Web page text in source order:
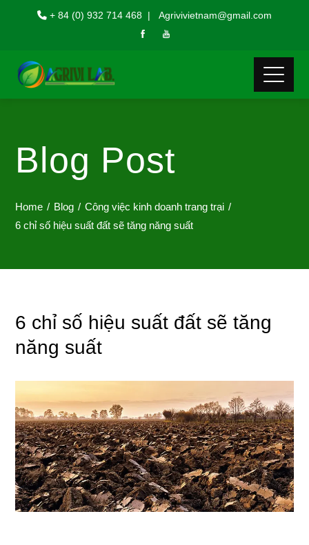
+ 84 (0) 932 714 468 | Agrivivietnam@gmail.com
Blog Post
Home Blog
Công việc kinh doanh trang trại
6 chỉ số hiệu suất đất sẽ tăng năng suất
6 chỉ số hiệu suất đất sẽ tăng
năng suất